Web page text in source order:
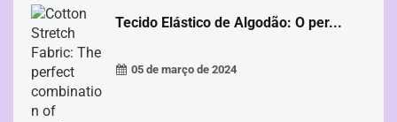
Tecido Elástico de Algodão: O per...
05 de março de 2024